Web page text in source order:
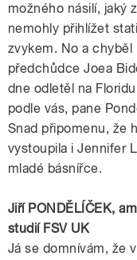
možného násilí, jaký
nemohly přihlížet
zvykem. No a chyběl
předchůdceJoea
dne odletěl na Floridu
podle vás, pane
Snad připomenu, že
vystoupila iJennifer
mladé básnířce.
Jiří PONDĚLÍČEK,
studií FSV UK
Já se domnívám, že